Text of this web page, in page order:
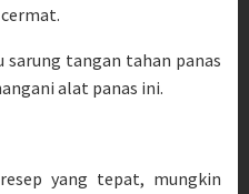
sarung tangan tahan panas
alat panas ini.
yang tepat, mungkin